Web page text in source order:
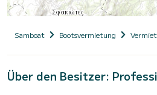
Samboat Bootsvermietung
Über den Besitzer: